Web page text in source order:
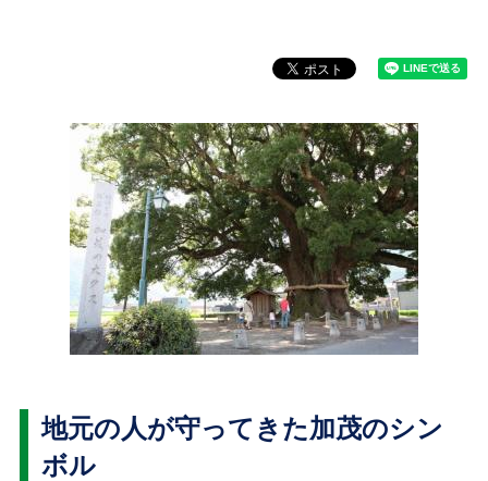
地元の人が守ってきた加茂のシン
ボル